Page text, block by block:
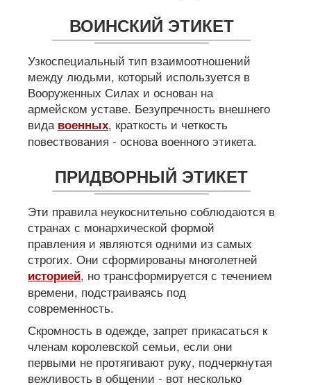
ВОИНСКИЙ ЭТИКЕТ
Узкоспециальный тип взаимоотношений
между людьми, который используется в
Вооруженных Силах и основан на
армейском уставе. Безупречность внешнего
вида военных, краткость и четкость
повествования - основа военного этикета.
ПРИДВОРНЫЙ ЭТИКЕТ
Эти правила неукоснительно соблюдаются в
странах с монархической формой
правления и являются одними из самых
строгих. Они сформированы многолетней
историей, но трансформируется с течением
времени, подстраиваясь под
современность.
Скромность в одежде, запрет прикасаться к
членам королевской семьи, если они
первыми не протягивают руку, подчеркнутая
вежливость в общении - вот несколько